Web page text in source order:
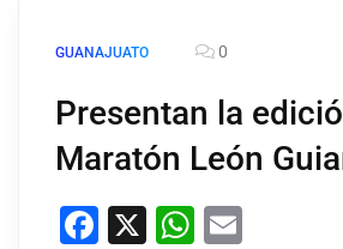
GUANAJUATO 0
Presentan la
Maratón León
Facebook
X